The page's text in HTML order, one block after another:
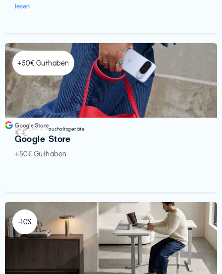
lesen
+50€ Guthaben
Elektronik & Haushaltsgeräte
Google Store
+50€ Guthaben
€€‎
-10%